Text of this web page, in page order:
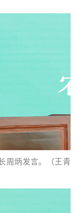
周炳发言。（王青